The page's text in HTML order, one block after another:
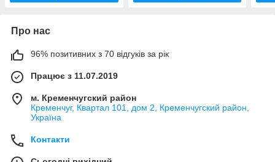
Про нас
96% позитивних з 70 відгуків за рік
Працює з 11.07.2019
м. Кременчугский район
Кременчуг, Квартал 101, дом 2, Кременчугский район,
Україна
Контакти